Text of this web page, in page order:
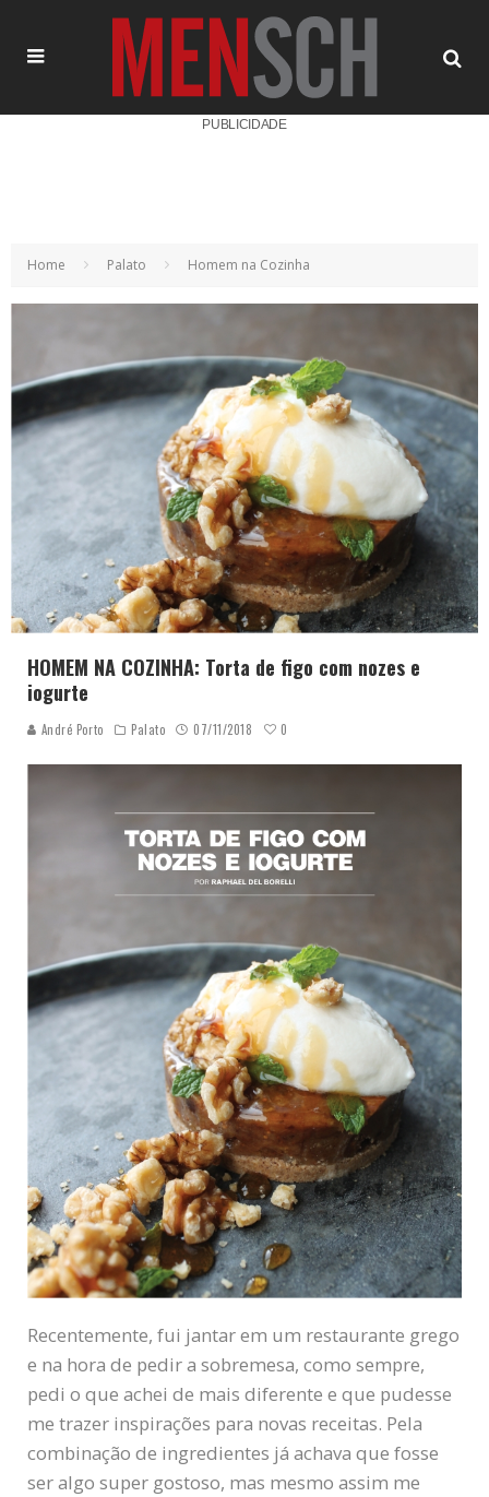
PUBLICIDADE
Home Palato Homem na Cozinha
HOMEM NA COZINHA: Torta de figo com nozes e
iogurte
André Porto Palato 07/11/2018 0
Recentemente, fui jantar em um restaurante grego
e na hora de pedir a sobremesa, como sempre,
pedi o que achei de mais diferente e que pudesse
me trazer inspirações para novas receitas. Pela
combinação de ingredientes já achava que fosse
ser algo super gostoso, mas mesmo assim me